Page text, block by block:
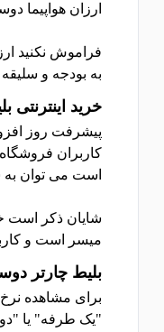
ارزان هواپیما
فراموش نکنید
به بودجه و
خرید اینترنتی
پیشرفت روز
کاربران
است می توان به
میسر است و
بلیط چارتر
برای مشاهده نرخ
"یک طرفه" یا "دو